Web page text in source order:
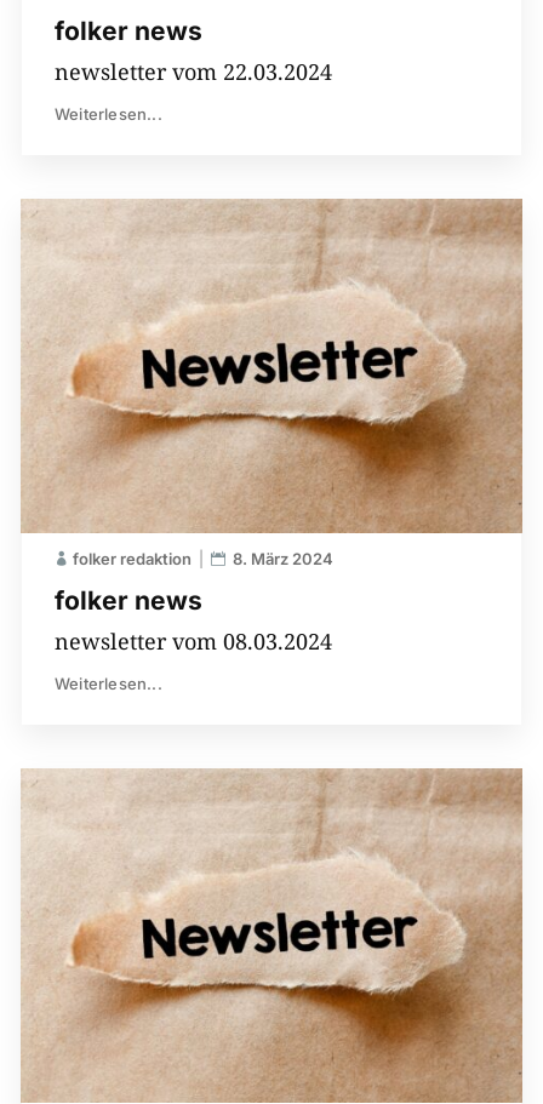
folker news
newsletter vom 22.03.2024
Weiterlesen...
folker news
folker redaktion 8. März 2024
newsletter vom 08.03.2024
Weiterlesen...